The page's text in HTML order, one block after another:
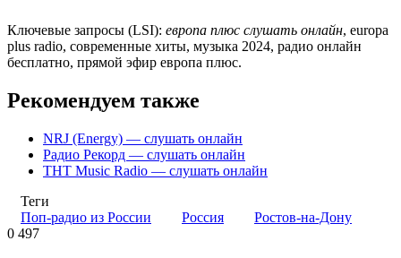
Ключевые запросы (LSI): европа плюс слушать онлайн, europa
plus radio, современные хиты, музыка 2024, радио онлайн
бесплатно, прямой эфир европа плюс.
Рекомендуем также
NRJ (Energy) — слушать онлайн
Радио Рекорд — слушать онлайн
ТНТ Music Radio — слушать онлайн
Теги
Поп-радио из России
Россия
Ростов-на-Дону
0 497